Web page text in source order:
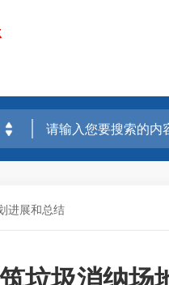
进展和总结